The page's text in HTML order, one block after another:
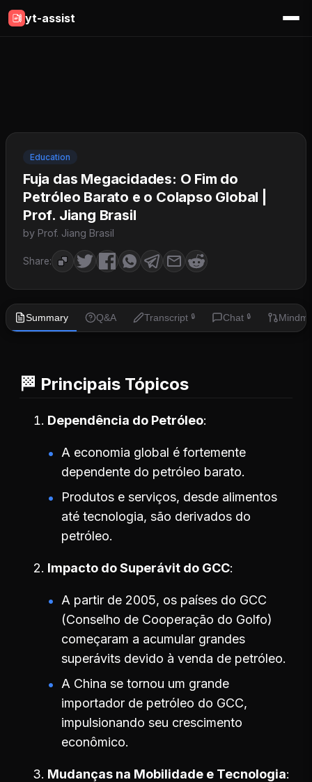
yt-assist
Education
Fuja das Megacidades: O Fim do
Petróleo Barato e o Colapso Global |
Prof. Jiang Brasil
by Prof. Jiang Brasil
Share:
Summary Q&A Transcript 🔒 Chat 🔒
🏁 Principais Tópicos
Dependência do Petróleo
A economia global é fortemente
dependente do petróleo barato.
Produtos e serviços, desde alimentos
até tecnologia, são derivados do
petróleo.
Impacto do Superávit do GCC
A partir de 2005, os países do GCC
(Conselho de Cooperação do Golfo)
começaram a acumular grandes
superávits devido à venda de petróleo.
A China se tornou um grande
importador de petróleo do GCC,
impulsionando seu crescimento
econômico.
Mudanças na Mobilidade e Tecnologia